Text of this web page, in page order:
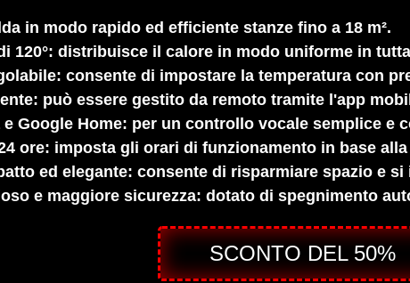
in modo rapido ed efficiente stanze fino a 18 m².
120°: distribuisce il calore in modo uniforme in
consente di impostare la temperatura con
può essere gestito da remoto tramite l'app
Google Home: per un controllo vocale semplice e
ore: imposta gli orari di funzionamento in base
ed elegante: consente di risparmiare spazio e
e maggiore sicurezza: dotato di spegnimento
SCONTO DEL 50%